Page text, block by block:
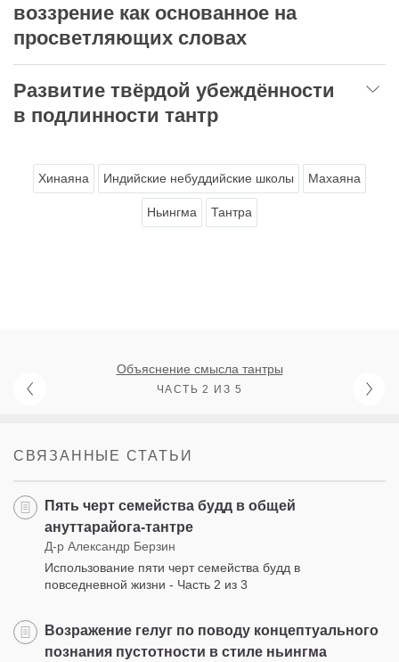
воззрение как основанное на
просветляющих словах
Развитие твёрдой убеждённости
в подлинности тантр
Хинаяна Индийские небуддийские школы Махаяна
Ньингма Тантра
Объяснение смысла тантры
ЧАСТЬ 2 ИЗ 5
СВЯЗАННЫЕ СТАТЬИ
Пять черт семейства будд в общей
ануттарайога-тантре
Д-р Александр Берзин
Использование пяти черт семейства будд в
повседневной жизни - Часть 2 из 3
Возражение гелуг по поводу концептуального
познания пустотности в стиле ньингма